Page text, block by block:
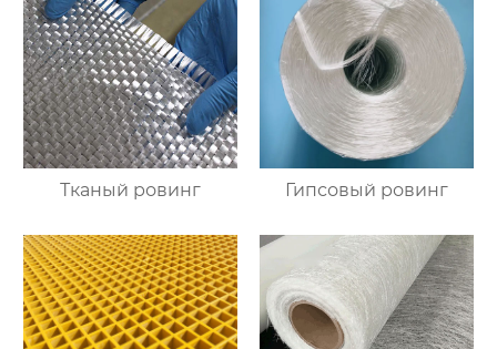
Тканый ровинг Гипсовый ровинг